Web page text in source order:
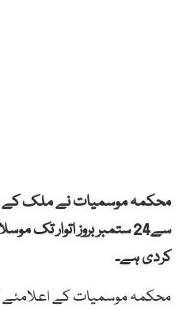
محکمہ موسمیات نے ملک کے
سے24 ستمبر بروز اتوار تک
کردی ہے۔
محکمہ موسمیات کے